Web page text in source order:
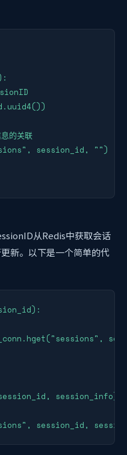
的关联
session_id, "")
从Redis中获取会话
新。以下是一个简单的代
session_info):
session_id,